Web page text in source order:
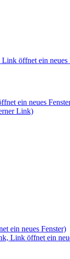
öffnet ein neues
ein neues
Link)
ein neues Fenster)
Link öffnet ein